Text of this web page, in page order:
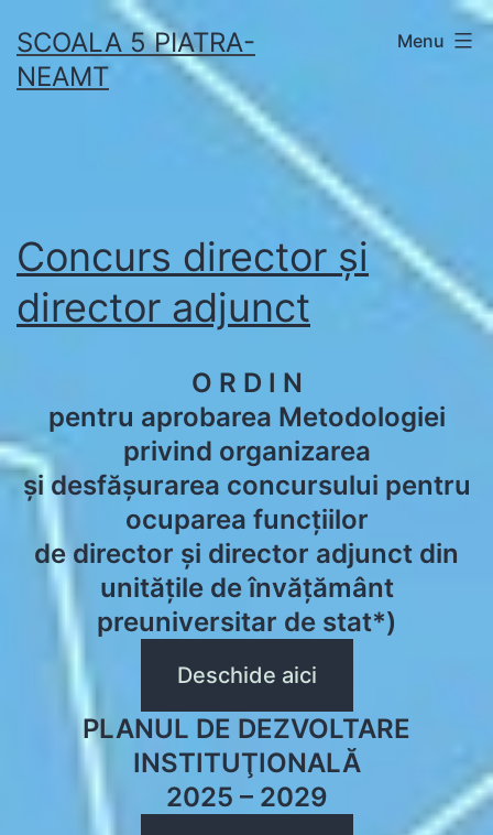
to
content
SCOALA 5 PIATRA-
NEAMT
Menu
Concurs director și
director adjunct
O R D I N
pentru aprobarea Metodologiei
privind organizarea
și desfășurarea concursului pentru
ocuparea funcțiilor
de director și director adjunct din
unitățile de învățământ
preuniversitar de stat*)
Deschide aici
PLANUL DE DEZVOLTARE
INSTITUŢIONALĂ
2025 – 2029